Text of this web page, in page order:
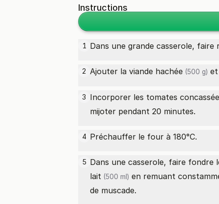
Instructions
1 Dans une grande casserole,
2 Ajouter la viande hachée (500 g) et
3 Incorporer les tomates
mijoter pendant 20 minutes.
4 Préchauffer le four à 180°C.
5 Dans une casserole, faire fondre
lait (500 ml) en remuant
de muscade.